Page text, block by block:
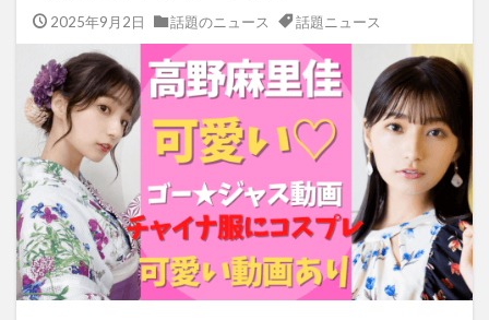
2025年9月2日 話題のニュース 話題ニュース